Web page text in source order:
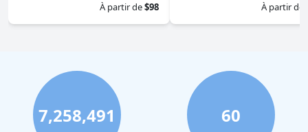
À partir de$98
À partir de
7,258,491 60